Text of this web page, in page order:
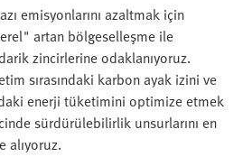
emisyonlarını azaltmak için
artan bölgeselleşme ile
zincirlerine odaklanıyoruz.
sırasındaki karbon ayak izini ve
enerji tüketimini optimize etmek
sürdürülebilirlik unsurlarını en
alıyoruz.